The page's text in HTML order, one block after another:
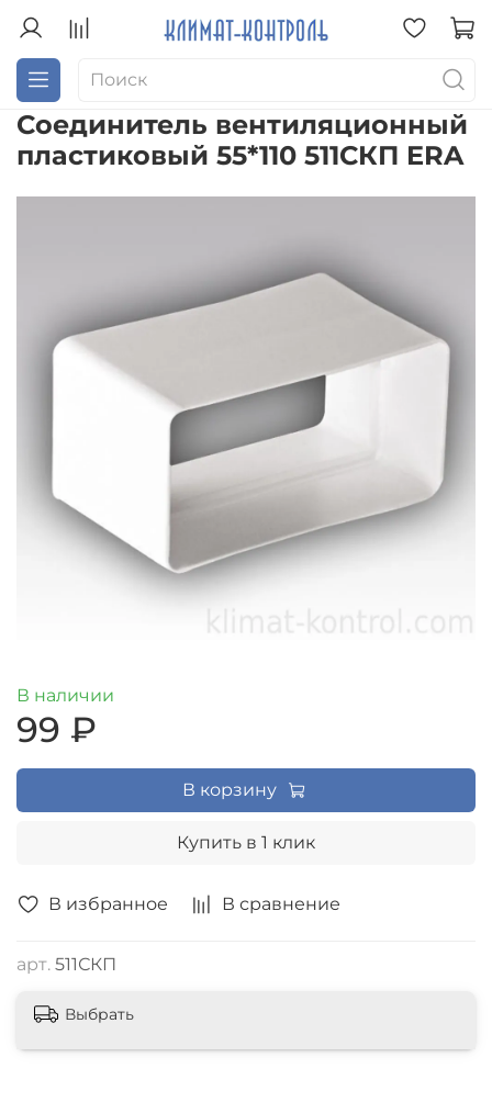
Соединитель вентиляционный
пластиковый 55*110 511СКП ERA
В избранное В сравнение
арт. 511СКП
В наличии
99 ₽
В корзину
Купить в 1 клик
Выбрать